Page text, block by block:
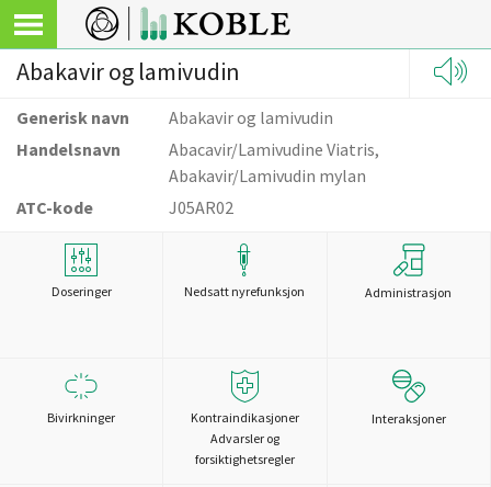
Abakavir og lamivudin
Generisk navn
Abakavir og lamivudin
Handelsnavn
Abacavir/Lamivudine Viatris,
Abakavir/Lamivudin mylan
ATC-kode
J05AR02
Doseringer Nedsatt nyrefunksjon Administrasjon
Bivirkninger
Kontraindikasjoner
Advarsler og
forsiktighetsregler
Interaksjoner